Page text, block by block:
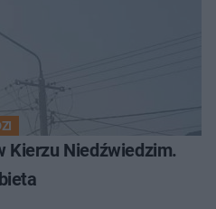
Kierzu Niedźwiedzim.